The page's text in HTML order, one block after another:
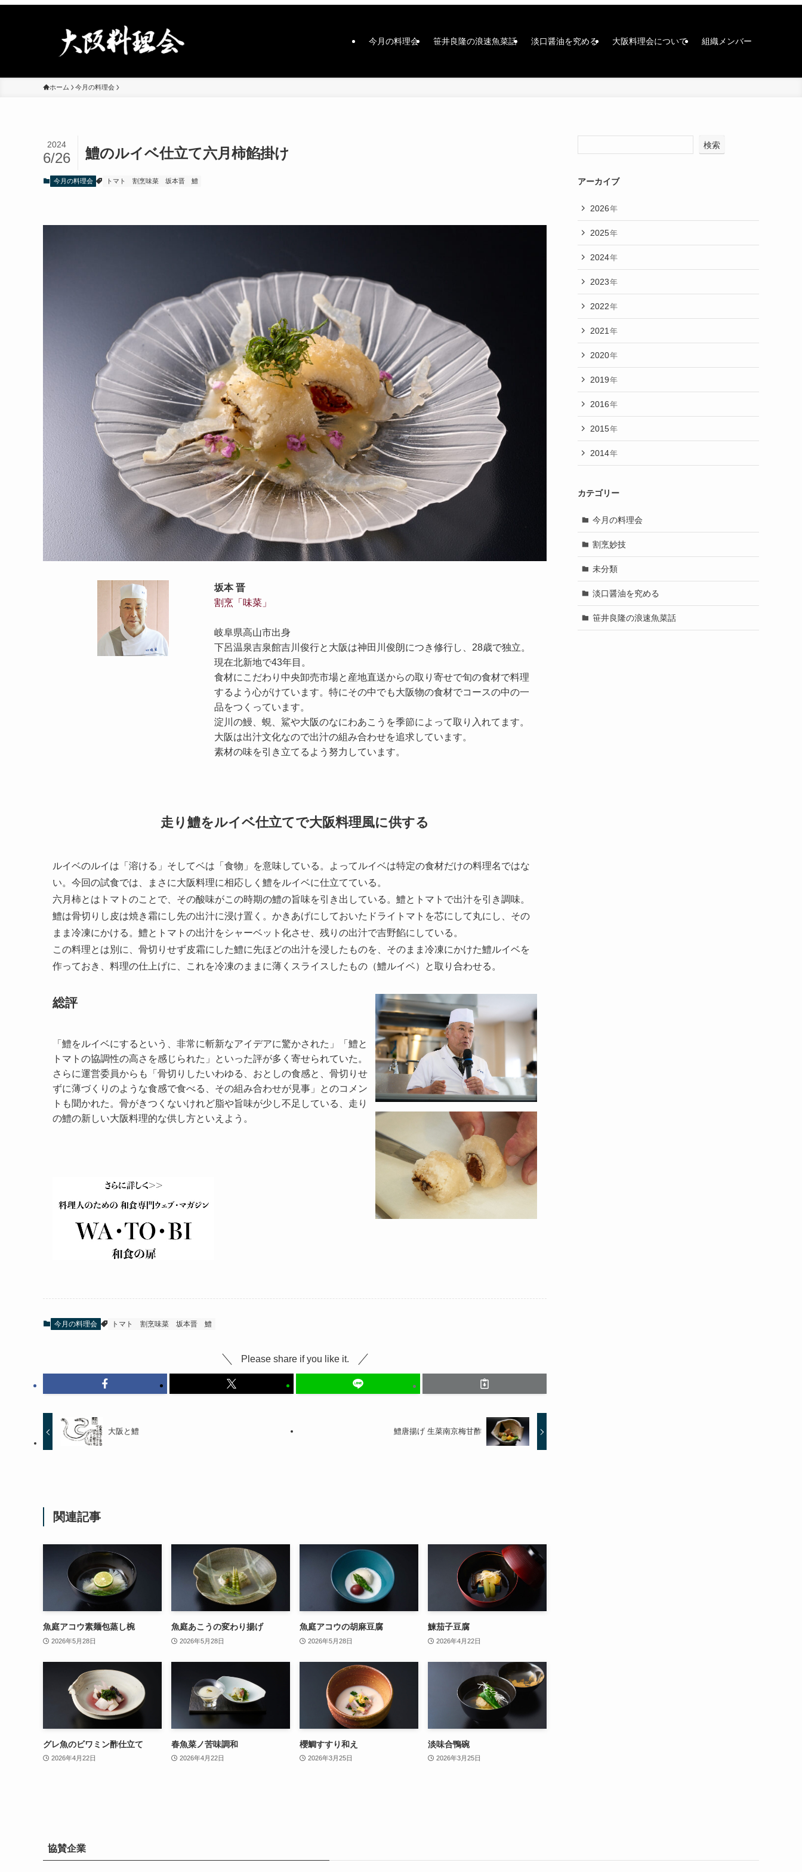
今月の料理会 笹井良隆の浪速魚菜話 淡口醤油を究める 大阪料理会について 組織メンバー
ホーム 今月の料理会
鱧のルイベ仕立て六月柿餡掛け
2024
6/26
今月の料理会 トマト 割烹味菜 坂本晋 鱧
坂本 晋
割烹「味菜」
岐阜県高山市出身
下呂温泉吉泉館吉川俊行と大阪は神田川俊朗につき修行し、28歳で独立。
現在北新地で43年目。
食材にこだわり中央卸売市場と産地直送からの取り寄せで旬の食材で料理
するよう心がけています。特にその中でも大阪物の食材でコースの中の一
品をつくっています。
淀川の鰻、蜆、鯊や大阪のなにわあこうを季節によって取り入れてます。
大阪は出汁文化なので出汁の組み合わせを追求しています。
素材の味を引き立てるよう努力しています。
走り鱧をルイベ仕立てで大阪料理風に供する
ルイベのルイは「溶ける」そしてベは「食物」を意味している。よってルイベは特定の食材だけの料理名ではな
い。今回の試食では、まさに大阪料理に相応しく鱧をルイベに仕立てている。
六月柿とはトマトのことで、その酸味がこの時期の鱧の旨味を引き出している。鱧とトマトで出汁を引き調味。
鱧は骨切りし皮は焼き霜にし先の出汁に浸け置く。かきあげにしておいたドライトマトを芯にして丸にし、その
まま冷凍にかける。鱧とトマトの出汁をシャーベット化させ、残りの出汁で吉野餡にしている。
この料理とは別に、骨切りせず皮霜にした鱧に先ほどの出汁を浸したものを、そのまま冷凍にかけた鱧ルイベを
作っておき、料理の仕上げに、これを冷凍のままに薄くスライスしたもの（鱧ルイベ）と取り合わせる。
総評
「鱧をルイベにするという、非常に斬新なアイデアに驚かされた」「鱧と
トマトの協調性の高さを感じられた」といった評が多く寄せられていた。
さらに運営委員からも「骨切りしたいわゆる、おとしの食感と、骨切りせ
ずに薄づくりのような食感で食べる、その組み合わせが見事」とのコメン
トも聞かれた。骨がきつくないけれど脂や旨味が少し不足している、走り
の鱧の新しい大阪料理的な供し方といえよう。
今月の料理会 トマト 割烹味菜 坂本晋 鱧
Please share if you like it.
大阪と鱧 鱧唐揚げ 生菜南京梅甘酢
関連記事
魚庭アコウ素麺包蒸し椀
2026年5月28日
魚庭あこうの変わり揚げ
2026年5月28日
魚庭アコウの胡麻豆腐
2026年5月28日
鰊茄子豆腐
2026年4月22日
グレ魚のビワミン酢仕立て
2026年4月22日
春魚菜ノ苦味調和
2026年4月22日
櫻鯛すすり和え
2026年3月25日
淡味合鴨碗
2026年3月25日
検索
アーカイブ
2026年
2025年
2024年
2023年
2022年
2021 年
2020年
2019年
2016年
2015年
2014年
カテゴリー
今月の料理会
割烹妙技
未分類
淡口醤油を究める
笹井良隆の浪速魚菜話
協賛企業